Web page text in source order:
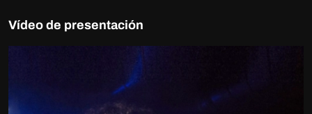
Vídeo de presentación